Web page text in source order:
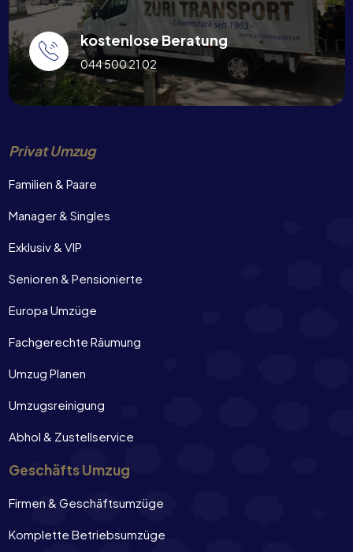
kostenlose Beratung
044 500 21 02
Privat Umzug
Familien & Paare
Manager & Singles
Exklusiv & VIP
Senioren & Pensionierte
Europa Umzüge
Fachgerechte Räumung
Umzug Planen
Umzugsreinigung
Abhol & Zustellservice
Geschäfts Umzug
Firmen & Geschäftsumzüge
Komplette Betriebsumzüge